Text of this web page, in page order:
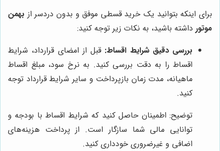
برای اینکه بتوانید یک خرید قسطی موفق و بدون دردسر از بهمن
موتور داشته باشید، به نکات زیر توجه کنید:
بررسی دقیق شرایط اقساط: قبل از امضای قرارداد، شرایط
اقساط را به دقت بررسی کنید. به نرخ سود، مبلغ اقساط
ماهیانه، مدت زمان بازپرداخت و سایر شرایط قرارداد توجه
کنید.
توضیح: اطمینان حاصل کنید که شرایط اقساط با بودجه و
توانایی مالی شما سازگار است. از پرداخت هزینه‌های
اضافی و غیرضروری خودداری کنید.